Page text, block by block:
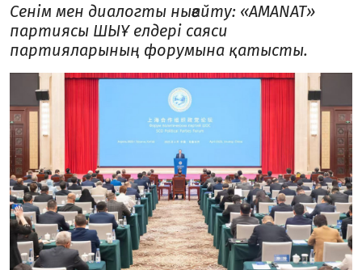
Сенім мен диалогты нығайту: «AMANAT»
партиясы ШЫҰ елдері саяси
партияларының форумына қатысты.